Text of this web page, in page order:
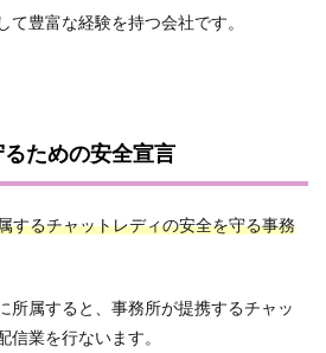
豊富な経験を持つ会社です。
ための安全宣言
するチャットレディの安全を守る事務
所属すると、事務所が提携するチャッ
信業を行ないます。